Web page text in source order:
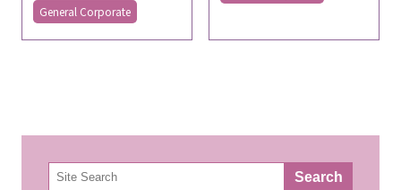
General Corporate
検
索 Search